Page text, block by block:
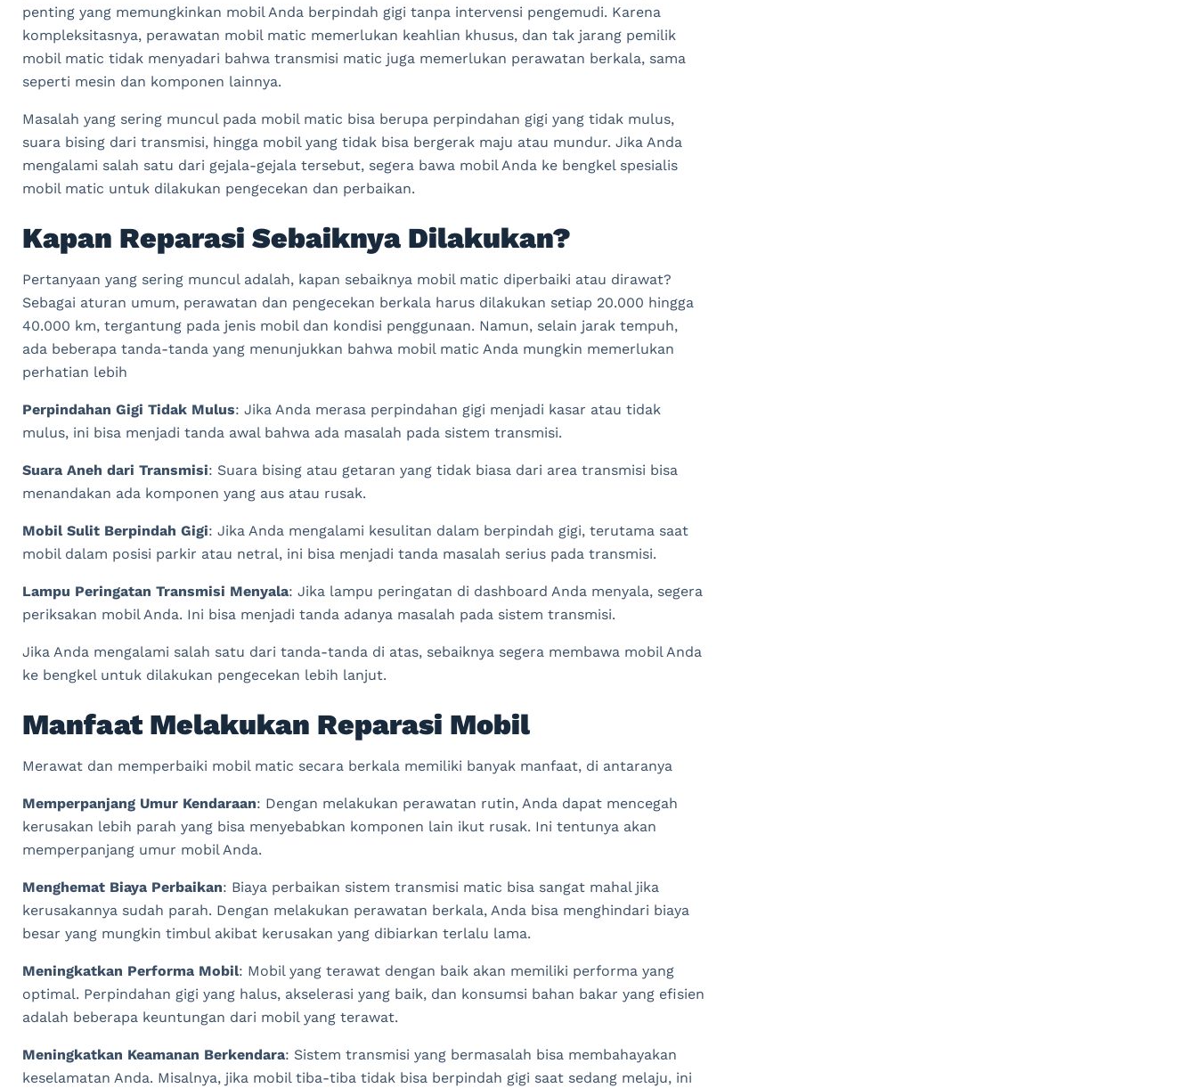
penting yang memungkinkan mobil Anda berpindah gigi tanpa intervensi pengemudi. Karena
kompleksitasnya, perawatan mobil matic memerlukan keahlian khusus, dan tak jarang pemilik
mobil matic tidak menyadari bahwa transmisi matic juga memerlukan perawatan berkala, sama
seperti mesin dan komponen lainnya.
Masalah yang sering muncul pada mobil matic bisa berupa perpindahan gigi yang tidak mulus,
suara bising dari transmisi, hingga mobil yang tidak bisa bergerak maju atau mundur. Jika Anda
mengalami salah satu dari gejala-gejala tersebut, segera bawa mobil Anda ke bengkel spesialis
mobil matic untuk dilakukan pengecekan dan perbaikan.
Kapan Reparasi Sebaiknya Dilakukan?
Pertanyaan yang sering muncul adalah, kapan sebaiknya mobil matic diperbaiki atau dirawat?
Sebagai aturan umum, perawatan dan pengecekan berkala harus dilakukan setiap 20.000 hingga
40.000 km, tergantung pada jenis mobil dan kondisi penggunaan. Namun, selain jarak tempuh,
ada beberapa tanda-tanda yang menunjukkan bahwa mobil matic Anda mungkin memerlukan
perhatian lebih
Perpindahan Gigi Tidak Mulus: Jika Anda merasa perpindahan gigi menjadi kasar atau tidak
mulus, ini bisa menjadi tanda awal bahwa ada masalah pada sistem transmisi.
Suara Aneh dari Transmisi: Suara bising atau getaran yang tidak biasa dari area transmisi bisa
menandakan ada komponen yang aus atau rusak.
Mobil Sulit Berpindah Gigi: Jika Anda mengalami kesulitan dalam berpindah gigi, terutama saat
mobil dalam posisi parkir atau netral, ini bisa menjadi tanda masalah serius pada transmisi.
Lampu Peringatan Transmisi Menyala: Jika lampu peringatan di dashboard Anda menyala, segera
periksakan mobil Anda. Ini bisa menjadi tanda adanya masalah pada sistem transmisi.
Jika Anda mengalami salah satu dari tanda-tanda di atas, sebaiknya segera membawa mobil Anda
ke bengkel untuk dilakukan pengecekan lebih lanjut.
Manfaat Melakukan Reparasi Mobil
Merawat dan memperbaiki mobil matic secara berkala memiliki banyak manfaat, di antaranya
Memperpanjang Umur Kendaraan: Dengan melakukan perawatan rutin, Anda dapat mencegah
kerusakan lebih parah yang bisa menyebabkan komponen lain ikut rusak. Ini tentunya akan
memperpanjang umur mobil Anda.
Menghemat Biaya Perbaikan: Biaya perbaikan sistem transmisi matic bisa sangat mahal jika
kerusakannya sudah parah. Dengan melakukan perawatan berkala, Anda bisa menghindari biaya
besar yang mungkin timbul akibat kerusakan yang dibiarkan terlalu lama.
Meningkatkan Performa Mobil: Mobil yang terawat dengan baik akan memiliki performa yang
optimal. Perpindahan gigi yang halus, akselerasi yang baik, dan konsumsi bahan bakar yang efisien
adalah beberapa keuntungan dari mobil yang terawat.
Meningkatkan Keamanan Berkendara: Sistem transmisi yang bermasalah bisa membahayakan
keselamatan Anda. Misalnya, jika mobil tiba-tiba tidak bisa berpindah gigi saat sedang melaju, ini